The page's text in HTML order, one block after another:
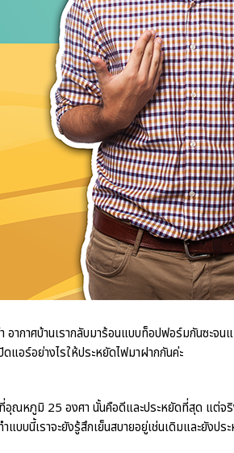
อากาศบ้านเรากลับมาร้อนแบบท็อปฟอร์มกันซ
ดแอร์อย่างไรให้ประหยัดไฟมาฝากกันค่ะ
ที่อุณหภูมิ 25 องศา นั้นคือดีและประหยัดที่สุด แต่
บนี้เราจะยังรู้สึกเย็นสบายอยู่เช่นเดิมและยังปร